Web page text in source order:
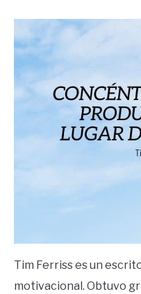
in
Frases
Tim Ferriss es un
motivacional. Obtuvo